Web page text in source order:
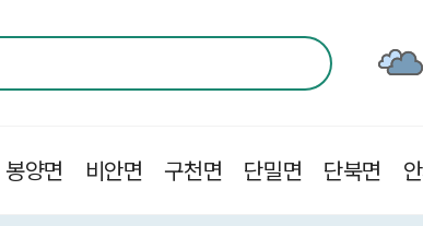
봉양면 비안면 구천면 단밀면 단북면